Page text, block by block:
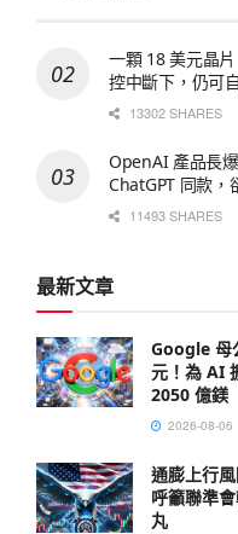
一顆 18 美元晶
控中斷下，仍可
13302 SHARES
OpenAI 產品長
ChatGPT 同款，
11493 SHARES
最新文章
Google 母
元！為 AI
2050 億鎂
2026-08-06
通膨上行
呼籲聯準
丸